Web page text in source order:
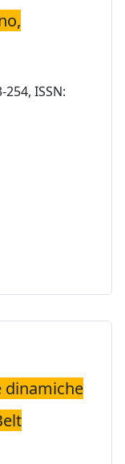
254, ISSN:
dinamiche